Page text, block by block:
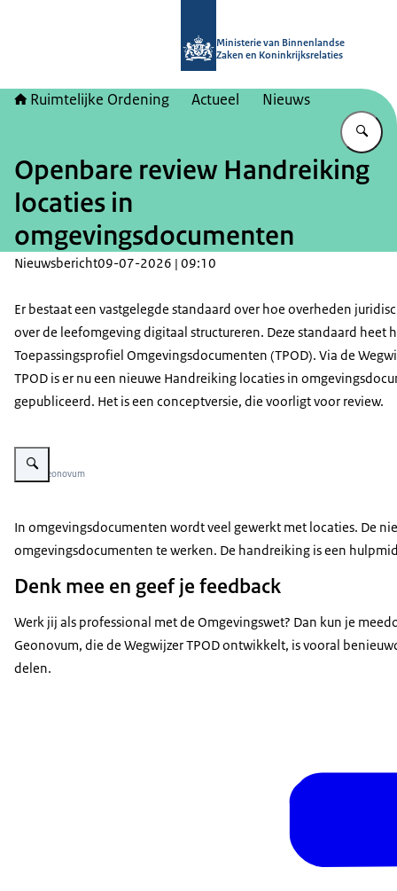
Ministerie van Binnenlandse
Zaken en Koninkrijksrelaties
Ruimtelijke Ordening Actueel Nieuws
Openbare review Handreiking
locaties in
omgevingsdocumenten
Nieuwsbericht09-07-2026 | 09:10
Er bestaat een vastgelegde standaard over hoe overheden
over de leefomgeving digitaal structureren. Deze standaard heet
Toepassingsprofiel Omgevingsdocumenten (TPOD). Via de
TPOD is er nu een nieuwe Handreiking locaties in
gepubliceerd. Het is een conceptversie, die voorligt voor review.
Vergroot afbeelding Venndiagram waarin het werk van een planmaker,
Beeld: Geonovum
In omgevingsdocumenten wordt veel gewerkt met locaties. De
omgevingsdocumenten te werken. De handreiking is een
Denk mee en geef je feedback
Werk jij als professional met de Omgevingswet? Dan kun je
Geonovum, die de Wegwijzer TPOD ontwikkelt, is vooral
delen.